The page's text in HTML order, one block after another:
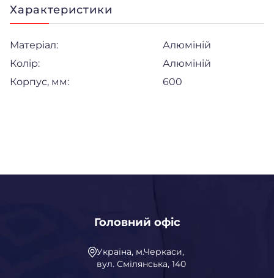
Характеристики
Матеріал:
Алюміній
Колір:
Алюміній
Корпус, мм:
600
Головний офіс
Україна, м.Черкаси,
вул. Смілянська, 140